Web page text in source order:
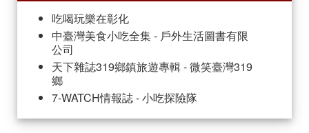
吃喝玩樂在彰化
中臺灣美食小吃全集 - 戶外生活圖書有限
公司
天下雜誌319鄉鎮旅遊專輯 - 微笑臺灣319
鄉
7-WATCH情報誌 - 小吃探險隊